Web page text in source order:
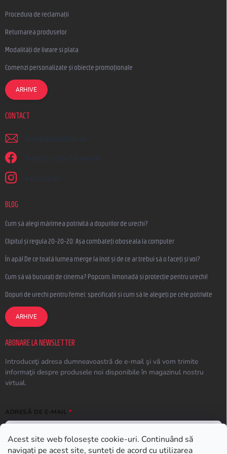
Acest site web folosește cookie-uri. Continuând să
navigați pe acest site, sunteți de acord cu utilizarea
Procedura de reclamații
Returnarea produselor
Modalități de livrare si plata
Comenzi personalizate și obiecte promoționale
ARHIVE
CONTACT
scrieti @ earplugs.ro
Suntem și pe Facebook!
earplugs.ro
BLOG
Cum să alegi mărimea potrivită a dopurilor de urechi?
Clipitul și regula 20-20-20: Așa combateți oboseala la computer
În apă! De ce toată lumea merge la înot și de ce ar trebui să o faceți și voi?
Cum să vă bucurați de cinema? Popcorn, limonadă și protecție pentru urechi!
Dopuri de urechi pentru femei: specificații și cum să le alegeți pe cele potrivite
ARHIVE
ABONARE LA NEWSLETTER
Introduceţi adresa dumneavoastră de e-mail şi vă vom trimite
informaţii despre produsele noi disponibile în magazinul nostru
virtual.
ADRESĂ DE E-MAIL